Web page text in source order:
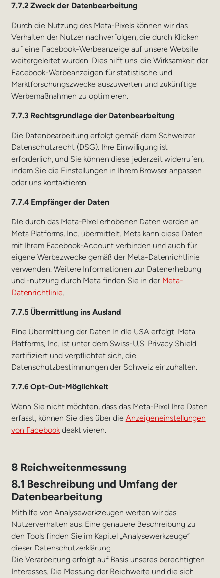
7.7.2 Zweck der Datenbearbeitung
Durch die Nutzung des Meta-Pixels können wir das
Verhalten der Nutzer nachverfolgen, die durch Klicken
auf eine Facebook-Werbeanzeige auf unsere Website
weitergeleitet wurden. Dies hilft uns, die Wirksamkeit der
Facebook-Werbeanzeigen für statistische und
Marktforschungszwecke auszuwerten und zukünftige
Werbemaßnahmen zu optimieren.
7.7.3 Rechtsgrundlage der Datenbearbeitung
Die Datenbearbeitung erfolgt gemäß dem Schweizer
Datenschutzrecht (DSG). Ihre Einwilligung ist
erforderlich, und Sie können diese jederzeit widerrufen,
indem Sie die Einstellungen in Ihrem Browser anpassen
oder uns kontaktieren.
7.7.4 Empfänger der Daten
Die durch das Meta-Pixel erhobenen Daten werden an
Meta Platforms, Inc. übermittelt. Meta kann diese Daten
mit Ihrem Facebook-Account verbinden und auch für
eigene Werbezwecke gemäß der Meta-Datenrichtlinie
verwenden. Weitere Informationen zur Datenerhebung
und -nutzung durch Meta finden Sie in der Meta-
Datenrichtlinie.
7.7.5 Übermittlung ins Ausland
Eine Übermittlung der Daten in die USA erfolgt. Meta
Platforms, Inc. ist unter dem Swiss-U.S. Privacy Shield
zertifiziert und verpflichtet sich, die
Datenschutzbestimmungen der Schweiz einzuhalten.
7.7.6 Opt-Out-Möglichkeit
Wenn Sie nicht möchten, dass das Meta-Pixel Ihre Daten
erfasst, können Sie dies über die Anzeigeneinstellungen
von Facebookdeaktivieren.
8 Reichweitenmessung
8.1 Beschreibung und Umfang der
Datenbearbeitung
Mithilfe von Analysewerkzeugen werten wir das
Nutzerverhalten aus. Eine genauere Beschreibung zu
den Tools finden Sie im Kapitel „Analysewerkzeuge“
dieser Datenschutzerklärung.
Die Verarbeitung erfolgt auf Basis unseres berechtigten
Interesses. Die Messung der Reichweite und die sich